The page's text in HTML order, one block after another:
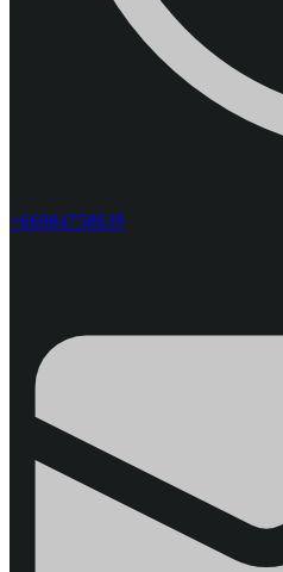
+66984758639